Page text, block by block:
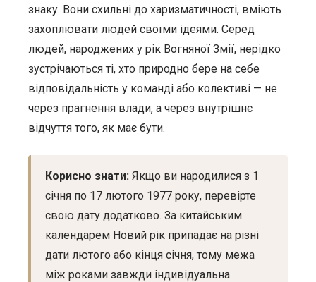
знаку. Вони схильні до харизматичності, вміють
захоплювати людей своїми ідеями. Серед
людей, народжених у рік Вогняної Змії, нерідко
зустрічаються ті, хто природно бере на себе
відповідальність у команді або колективі — не
через прагнення влади, а через внутрішнє
відчуття того, як має бути.
Корисно знати: Якщо ви народилися з 1
січня по 17 лютого 1977 року, перевірте
свою дату додатково. За китайським
календарем Новий рік припадає на різні
дати лютого або кінця січня, тому межа
між роками завжди індивідуальна.